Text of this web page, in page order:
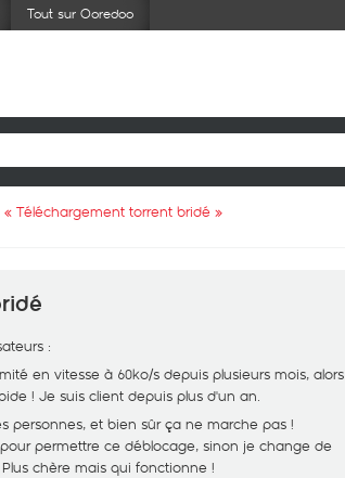
Tout sur Ooredoo
« Téléchargement torrent bridé »
:
en vitesse à 60ko/s depuis plusieurs mois, alors
! Je suis client depuis plus d'un an.
personnes, et bien sûr ça ne marche pas !
permettre ce déblocage, sinon je change de
chère mais qui fonctionne !